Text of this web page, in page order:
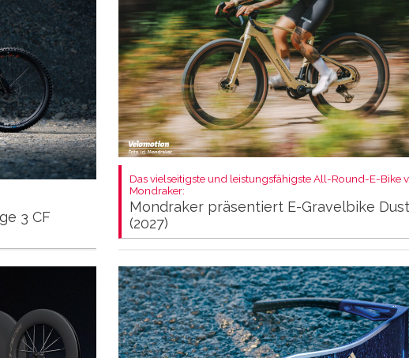
3 CF
Das vielseitigste und leistungsfähigste All-Round-E-Bike
Mondraker:
Mondraker präsentiert E-Gravelbike
(2027)